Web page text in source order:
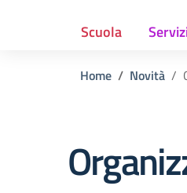
Scuola
Home Novità